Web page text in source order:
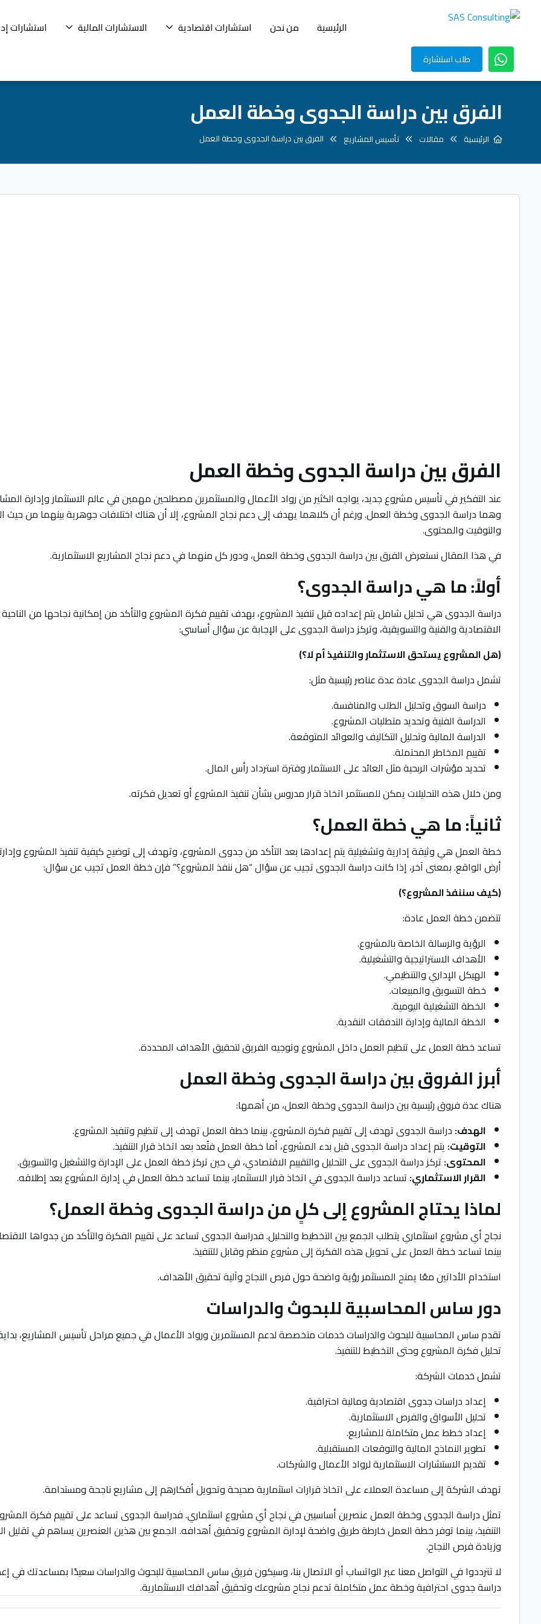
الرئيسية من نحن استشارات اقتصادية الاستشارات المالية استشارات
طلب استشارة
الفرق بين دراسة الجدوى وخطة العمل
الرئيسية مقالات تأسيس المشاريع الفرق بين دراسة الجدوى وخطة العمل
الفرق بين دراسة الجدوى وخطة العمل
عند التفكير في تأسيس مشروع جديد، يواجه الكثير من رواد الأعمال والمستثمرين مصطلحين مهمين في عالم الاستثمار وإدارة
وهما دراسة الجدوى وخطة العمل. ورغم أن كلاهما يهدف إلى دعم نجاح المشروع، إلا أن هناك اختلافات جوهرية بينهما من حيث
والتوقيت والمحتوى.
في هذا المقال نستعرض الفرق بين دراسة الجدوى وخطة العمل، ودور كل منهما في دعم نجاح المشاريع الاستثمارية.
أولاً: ما هي دراسة الجدوى؟
دراسة الجدوى هي تحليل شامل يتم إعداده قبل تنفيذ المشروع، بهدف تقييم فكرة المشروع والتأكد من إمكانية نجاحها من الناحية
الاقتصادية والفنية والتسويقية، وتركز دراسة الجدوى على الإجابة عن سؤال أساسي:
(هل المشروع يستحق الاستثمار والتنفيذ أم لا؟)
تشمل دراسة الجدوى عادة عدة عناصر رئيسية مثل:
دراسة السوق وتحليل الطلب والمنافسة.
الدراسة الفنية وتحديد متطلبات المشروع.
الدراسة المالية وتحليل التكاليف والعوائد المتوقعة.
تقييم المخاطر المحتملة.
تحديد مؤشرات الربحية مثل العائد على الاستثمار وفترة استرداد رأس المال.
ومن خلال هذه التحليلات يمكن للمستثمر اتخاذ قرار مدروس بشأن تنفيذ المشروع أو تعديل فكرته.
ثانياً: ما هي خطة العمل؟
خطة العمل هي وثيقة إدارية وتشغيلية يتم إعدادها بعد التأكد من جدوى المشروع، وتهدف إلى توضيح كيفية تنفيذ المشروع
أرض الواقع. بمعنى آخر، إذا كانت دراسة الجدوى تجيب عن سؤال “هل ننفذ المشروع؟” فإن خطة العمل تجيب عن سؤال:
(كيف سننفذ المشروع؟)
تتضمن خطة العمل عادة:
الرؤية والرسالة الخاصة بالمشروع.
الأهداف الاستراتيجية والتشغيلية.
الهيكل الإداري والتنظيمي.
خطة التسويق والمبيعات.
الخطة التشغيلية اليومية.
الخطة المالية وإدارة التدفقات النقدية.
تساعد خطة العمل على تنظيم العمل داخل المشروع وتوجيه الفريق لتحقيق الأهداف المحددة.
أبرز الفروق بين دراسة الجدوى وخطة العمل
هناك عدة فروق رئيسية بين دراسة الجدوى وخطة العمل، من أهمها:
الهدف: دراسة الجدوى تهدف إلى تقييم فكرة المشروع، بينما خطة العمل تهدف إلى تنظيم وتنفيذ المشروع.
التوقيت: يتم إعداد دراسة الجدوى قبل بدء المشروع، أما خطة العمل فتُعد بعد اتخاذ قرار التنفيذ.
المحتوى: تركز دراسة الجدوى على التحليل والتقييم الاقتصادي، في حين تركز خطة العمل على الإدارة والتشغيل والتسويق.
القرار الاستثماري: تساعد دراسة الجدوى في اتخاذ قرار الاستثمار، بينما تساعد خطة العمل في إدارة المشروع بعد إطلاقه.
لماذا يحتاج المشروع إلى كلٍ من دراسة الجدوى وخطة العمل؟
نجاح أي مشروع استثماري يتطلب الجمع بين التخطيط والتحليل. فدراسة الجدوى تساعد على تقييم الفكرة والتأكد من جدواها
بينما تساعد خطة العمل على تحويل هذه الفكرة إلى مشروع منظم وقابل للتنفيذ.
استخدام الأداتين معًا يمنح المستثمر رؤية واضحة حول فرص النجاح وآلية تحقيق الأهداف.
دور ساس المحاسبية للبحوث والدراسات
تقدم ساس المحاسبية للبحوث والدراسات خدمات متخصصة لدعم المستثمرين ورواد الأعمال في جميع مراحل تأسيس المشاريع،
تحليل فكرة المشروع وحتى التخطيط للتنفيذ.
تشمل خدمات الشركة:
إعداد دراسات جدوى اقتصادية ومالية احترافية.
تحليل الأسواق والفرص الاستثمارية.
إعداد خطط عمل متكاملة للمشاريع.
تطوير النماذج المالية والتوقعات المستقبلية.
تقديم الاستشارات الاستثمارية لرواد الأعمال والشركات.
تهدف الشركة إلى مساعدة العملاء على اتخاذ قرارات استثمارية صحيحة وتحويل أفكارهم إلى مشاريع ناجحة ومستدامة.
تمثل دراسة الجدوى وخطة العمل عنصرين أساسيين في نجاح أي مشروع استثماري. فدراسة الجدوى تساعد على تقييم فكرة
التنفيذ، بينما توفر خطة العمل خارطة طريق واضحة لإدارة المشروع وتحقيق أهدافه. الجمع بين هذين العنصرين يساهم في تقليل
وزيادة فرص النجاح.
لا تترددوا في التواصل معنا عبر الواتساب أو الاتصال بنا، وسيكون فريق ساس المحاسبية للبحوث والدراسات سعيدًا بمساعدتك في
دراسة جدوى احترافية وخطة عمل متكاملة تدعم نجاح مشروعك وتحقيق أهدافك الاستثمارية.